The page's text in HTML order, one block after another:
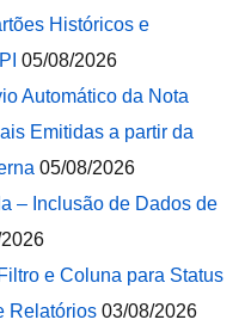
Históricos e
05/08/2026
Automático da Nota
Emitidas a partir da
05/08/2026
– Inclusão de Dados de
e Coluna para Status
Relatórios 03/08/2026